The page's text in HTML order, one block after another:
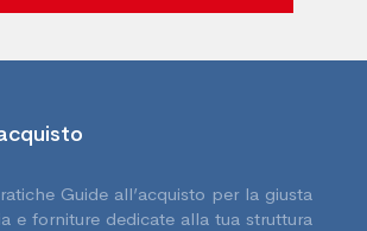
Guide all’acquisto per la giusta
e forniture dedicate alla tua struttura